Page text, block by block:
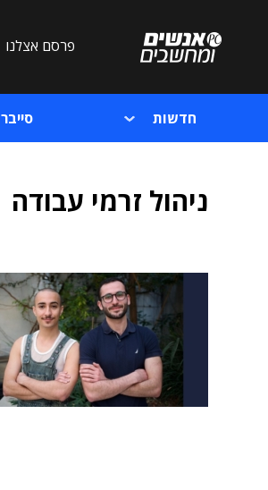
פרסם אצלנו
חדשות סייבר
ניהול זרמי עבודה